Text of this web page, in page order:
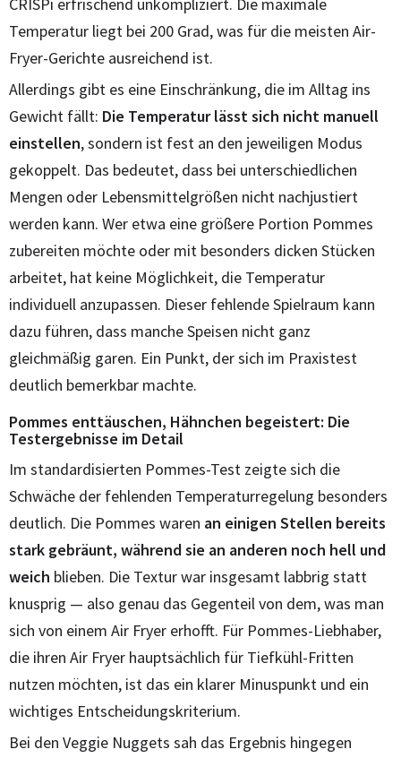
CRISPi erfrischend unkompliziert. Die maximale
Temperatur liegt bei 200 Grad, was für die meisten Air-
Fryer-Gerichte ausreichend ist.
Allerdings gibt es eine Einschränkung, die im Alltag ins
Gewicht fällt: Die Temperatur lässt sich nicht manuell
einstellen, sondern ist fest an den jeweiligen Modus
gekoppelt. Das bedeutet, dass bei unterschiedlichen
Mengen oder Lebensmittelgrößen nicht nachjustiert
werden kann. Wer etwa eine größere Portion Pommes
zubereiten möchte oder mit besonders dicken Stücken
arbeitet, hat keine Möglichkeit, die Temperatur
individuell anzupassen. Dieser fehlende Spielraum kann
dazu führen, dass manche Speisen nicht ganz
gleichmäßig garen. Ein Punkt, der sich im Praxistest
deutlich bemerkbar machte.
Pommes enttäuschen, Hähnchen begeistert: Die
Testergebnisse im Detail
Im standardisierten Pommes-Test zeigte sich die
Schwäche der fehlenden Temperaturregelung besonders
deutlich. Die Pommes waren an einigen Stellen bereits
stark gebräunt, während sie an anderen noch hell und
weich blieben. Die Textur war insgesamt labbrig statt
knusprig — also genau das Gegenteil von dem, was man
sich von einem Air Fryer erhofft. Für Pommes-Liebhaber,
die ihren Air Fryer hauptsächlich für Tiefkühl-Fritten
nutzen möchten, ist das ein klarer Minuspunkt und ein
wichtiges Entscheidungskriterium.
Bei den Veggie Nuggets sah das Ergebnis hingegen